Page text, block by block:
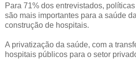
Para 71% dos entrevistados,
são mais importantes para a saúde
construção de hospitais.
A privatização da saúde, com a
hospitais públicos para o setor